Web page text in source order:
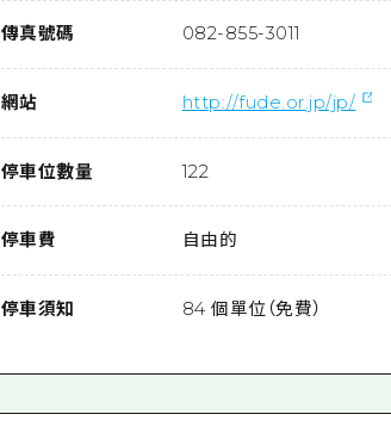
傳真號碼 082-855-3011
網站 http://fude.or.jp/jp/
停車位數量 122
停車費 自由的
停車須知 84 個單位（免費）